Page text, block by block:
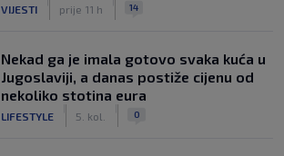
VIJESTI prije 11 h 14
Nekad ga je imala gotovo svaka kuća u
Jugoslaviji, a danas postiže cijenu od
nekoliko stotina eura
LIFESTYLE 5. kol. 0